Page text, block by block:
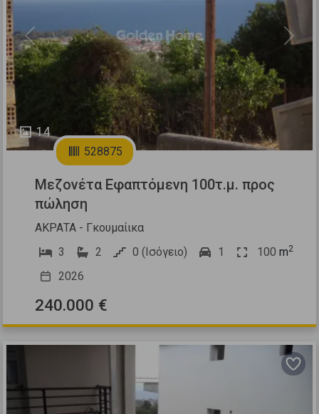
14
Previous Next
528875
Μεζονέτα Εφαπτόμενη 100τ.μ. προς
πώληση
ΑΚΡΑΤΑ - Γκουμαίικα
3
2 0 (Ισόγειο) 1 100 m2
2026
240.000 €